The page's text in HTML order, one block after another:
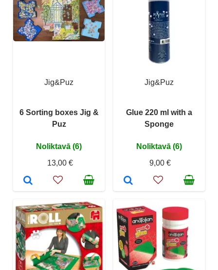
Jig&Puz
6 Sorting boxes Jig &
Puz
Noliktavā (6)
13,00 €
Jig&Puz
Glue 220 ml with a
Sponge
Noliktavā (6)
9,00 €